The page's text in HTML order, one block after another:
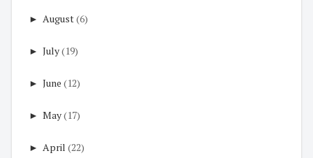
► August(6)
► July(19)
► June (12)
► May(17)
► April (22)